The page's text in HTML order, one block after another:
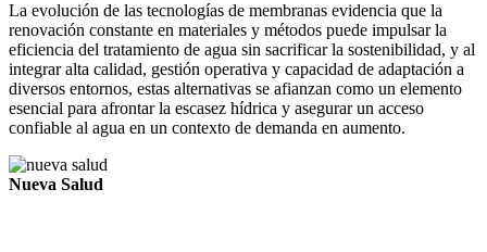
La evolución de las tecnologías de membranas evidencia que la
renovación constante en materiales y métodos puede impulsar la
eficiencia del tratamiento de agua sin sacrificar la sostenibilidad, y al
integrar alta calidad, gestión operativa y capacidad de adaptación a
diversos entornos, estas alternativas se afianzan como un elemento
esencial para afrontar la escasez hídrica y asegurar un acceso
confiable al agua en un contexto de demanda en aumento.
Nueva Salud